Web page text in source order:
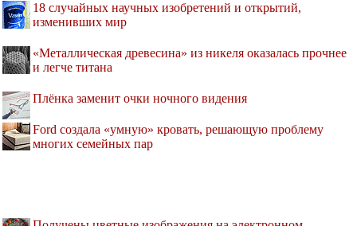
18 случайных научных изобретений и открытий,
изменивших мир
«Металлическая древесина» из никеля оказалась прочнее
и легче титана
Плёнка заменит очки ночного видения
Ford создала «умную» кровать, решающую проблему
многих семейных пар